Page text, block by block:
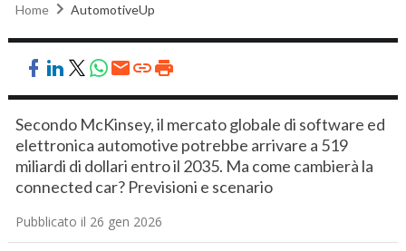
Home AutomotiveUp
Secondo McKinsey, il mercato globale di software ed
elettronica automotive potrebbe arrivare a 519
miliardi di dollari entro il 2035. Ma come cambierà la
connected car? Previsioni e scenario
Pubblicato il 26 gen 2026